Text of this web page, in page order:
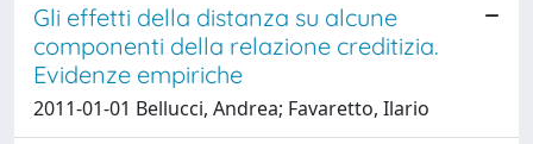
Gli effetti della distanza su alcune
componenti della relazione creditizia.
Evidenze empiriche
2011-01-01 Bellucci, Andrea; Favaretto, Ilario